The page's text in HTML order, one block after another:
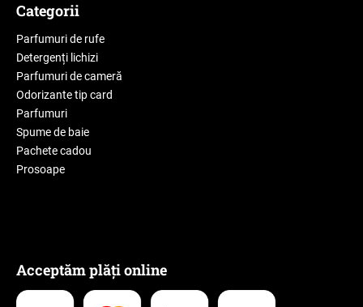
Categorii
Parfumuri de rufe
Detergenți lichizi
Parfumuri de cameră
Odorizante tip card
Parfumuri
Spume de baie
Pachete cadou
Prosoape
Acceptăm plăți online